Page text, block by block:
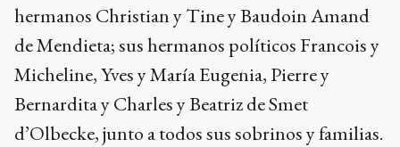
hermanos Christian y Tine y Baudoin Amand
de Mendieta; sus hermanos políticos Francois y
Micheline, Yves y María Eugenia, Pierre y
Bernardita y Charles y Beatriz de Smet
d’Olbecke, junto a todos sus sobrinos y familias.